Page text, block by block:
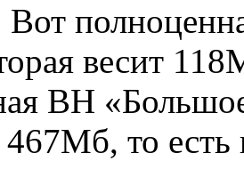
Вот
весит
ВН
то есть